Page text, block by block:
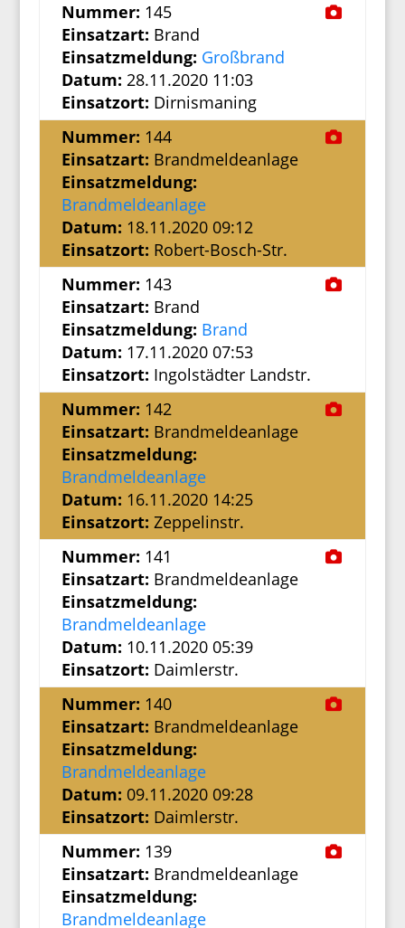
Nummer: 145
Einsatzart: Brand
Einsatzmeldung: Großbrand
Datum: 28.11.2020 11:03
Einsatzort: Dirnismaning
Nummer: 144
Einsatzart: Brandmeldeanlage
Einsatzmeldung:
Brandmeldeanlage
Datum: 18.11.2020 09:12
Einsatzort: Robert-Bosch-Str.
Nummer: 143
Einsatzart: Brand
Einsatzmeldung: Brand
Datum: 17.11.2020 07:53
Einsatzort: Ingolstädter Landstr.
Nummer: 142
Einsatzart: Brandmeldeanlage
Einsatzmeldung:
Brandmeldeanlage
Datum: 16.11.2020 14:25
Einsatzort: Zeppelinstr.
Nummer: 141
Einsatzart: Brandmeldeanlage
Einsatzmeldung:
Brandmeldeanlage
Datum: 10.11.2020 05:39
Einsatzort: Daimlerstr.
Nummer: 140
Einsatzart: Brandmeldeanlage
Einsatzmeldung:
Brandmeldeanlage
Datum: 09.11.2020 09:28
Einsatzort: Daimlerstr.
Nummer: 139
Einsatzart: Brandmeldeanlage
Einsatzmeldung:
Brandmeldeanlage